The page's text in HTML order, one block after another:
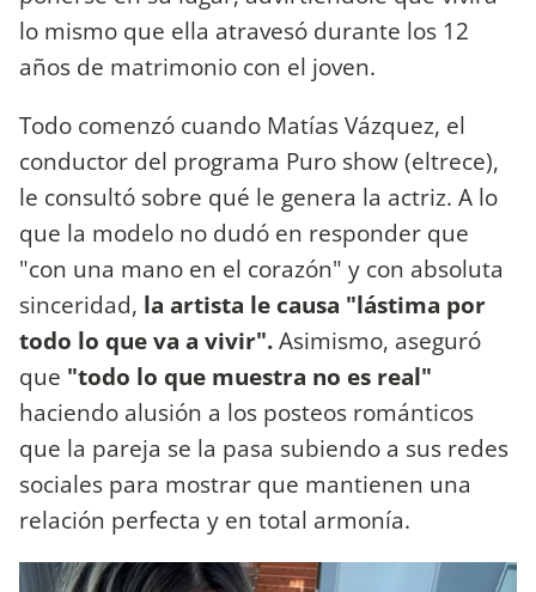
lo mismo que ella atravesó durante los 12
años de matrimonio con el joven.
Todo comenzó cuando Matías Vázquez, el
conductor del programa Puro show (eltrece),
le consultó sobre qué le genera la actriz. A lo
que la modelo no dudó en responder que
"con una mano en el corazón" y con absoluta
sinceridad, la artista le causa "lástima por
todo lo que va a vivir".Asimismo, aseguró
que "todo lo que muestra no es real"
haciendo alusión a los posteos románticos
que la pareja se la pasa subiendo a sus redes
sociales para mostrar que mantienen una
relación perfecta y en total armonía.